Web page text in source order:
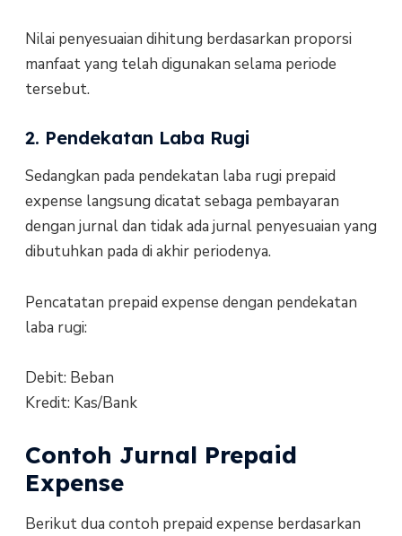
Nilai penyesuaian dihitung berdasarkan proporsi
manfaat yang telah digunakan selama periode
tersebut.
2. Pendekatan Laba Rugi
Sedangkan pada pendekatan laba rugi prepaid
expense langsung dicatat sebaga pembayaran
dengan jurnal dan tidak ada jurnal penyesuaian yang
dibutuhkan pada di akhir periodenya.
Pencatatan prepaid expense dengan pendekatan
laba rugi:
Debit: Beban
Kredit: Kas/Bank
Contoh Jurnal Prepaid
Expense
Berikut dua contoh prepaid expense berdasarkan